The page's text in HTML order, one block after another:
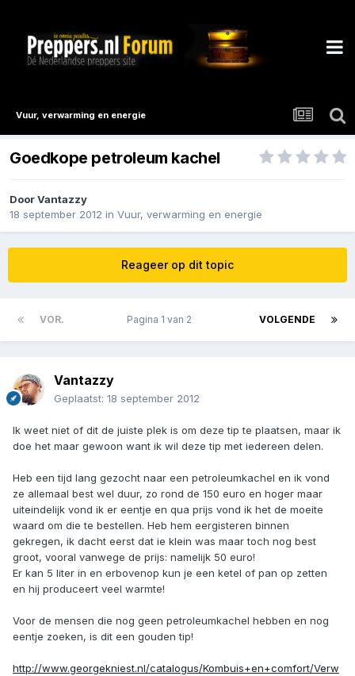
Vuur, verwarming en energie
Goedkope petroleum kachel
DoorVantazzy
18 september 2012 in Vuur, verwarming en energie
Reageer op dit topic
VOR. VOLGENDE
Pagina 1 van 2
Vantazzy
Geplaatst: 18 september 2012
Ik weet niet of dit de juiste plek is om deze tip te plaatsen, maar ik
doe het maar gewoon want ik wil deze tip met iedereen delen.
Heb een tijd lang gezocht naar een petroleumkachel en ik vond
ze allemaal best wel duur, zo rond de 150 euro en hoger maar
uiteindelijk vond ik er eentje en qua prijs vond ik het de moeite
waard om die te bestellen. Heb hem eergisteren binnen
gekregen, ik dacht eerst dat ie klein was maar toch nog best
groot, vooral vanwege de prijs: namelijk 50 euro!
Er kan 5 liter in en erbovenop kun je een ketel of pan op zetten
en hij produceert veel warmte!
Voor de mensen die nog geen petroleumkachel hebben en nog
eentje zoeken, is dit een gouden tip!
http://www.georgekniest.nl/catalogus/Kombuis+en+comfort/Verw